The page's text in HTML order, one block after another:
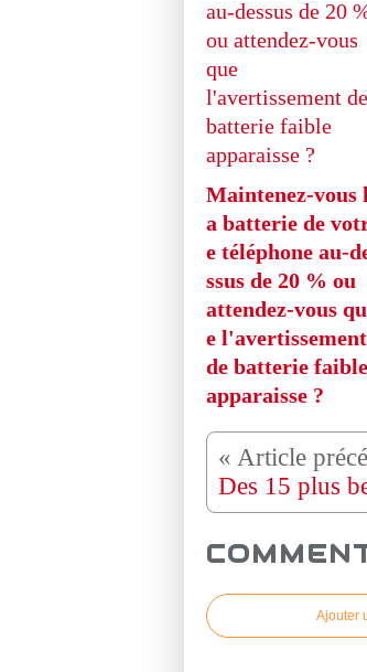
Maintenez-vous
a batterie de
e téléphone au-
ssus de 20 % ou
attendez-vous qu
e l'avertissement
de batterie faible
apparaisse ?
Ajouter